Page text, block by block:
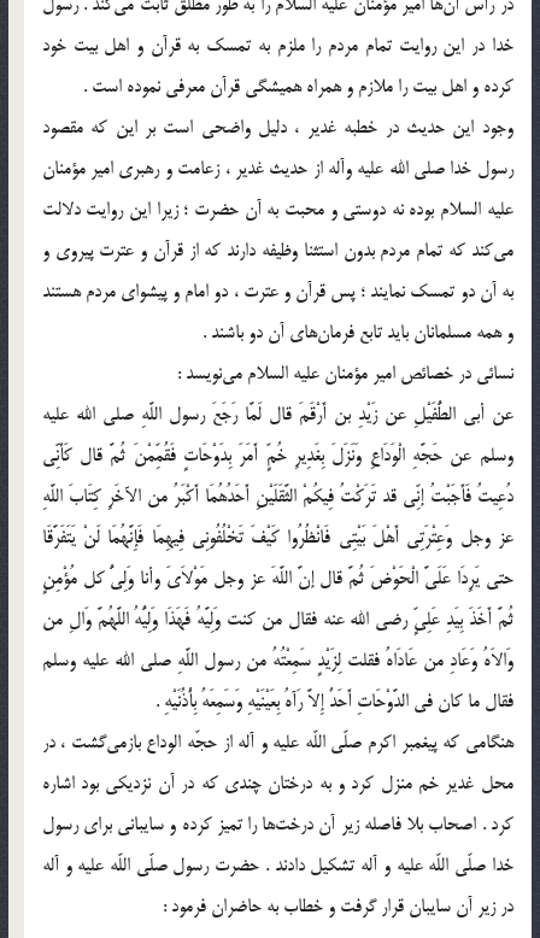
خدا در این روایت تمام مردم را ملزم به تمسک به قرآن و اهل بیت خود
کرده و اهل بیت را ملازم و همراه همیشگی قرآن معرفی نموده است .
وجود این حدیث در خطبه غدیر ، دلیل واضحی است بر این که مقصود
رسول خدا صلی الله علیه وآله از حدیث غدیر ، زعامت و رهبری امیر مؤمنان
علیه السلام بوده نه دوستی و محبت به آن حضرت ؛ زیرا این روایت دلالت
می‌کند که تمام مردم بدون استثنا وظیفه دارند که از قرآن و عترت پیروی و
به آن دو تمسک نمایند ؛ پس قرآن و عترت ، دو امام و پیشوای مردم هستند
و همه مسلمانان باید تابع فرمان‌های آن دو باشند .
نسائی در خصائص امیر مؤمنان علیه السلام می‌نویسد :
عن أبی الطُّفَیْلِ عن زَیْدِ بن أَرْقَمَ قال لَمَّا رَجَعَ رسول اللَّهِ صلى الله علیه
وسلم عن حَجَّهِ الْوَدَاعِ وَنَزَلَ بِغَدِیرِ خُمٍّ أَمَرَ بِدَوْحَاتٍ فَقُمِّمْنَ ثُمَّ قال کَأَنِّی
دُعِیتُ فَأَجَبْتُ إنِّی قد تَرَکْتُ فِیکُمْ الثَّقَلَیْنِ أَحَدُهُمَا أَکْبَرُ من الآخَرِ کِتَابَ اللَّهِ
عز وجل وَعِتْرَتِی أَهْلَ بَیْتِی فَانْظُرُوا کَیْفَ تَخْلُفُونِی فِیهِمَا فَإِنَّهُمَا لَنْ یَتَفَرَّقَا
حتى یَرِدَا عَلَیَّ الْحَوْضَ ثُمَّ قال إنَّ اللَّهَ عز وجل مَوْلاَیَ وأنا وَلِیُّ کل مُؤْمِنٍ
ثُمَّ أَخَذَ بِیَدِ عَلِیٍّ رضی الله عنه فقال من کنت وَلِیَّهُ فَهَذَا وَلِیُّهُ اللَّهُمَّ وَالِ من
وَالاَهُ وَعَادِ من عَادَاهُ فقلت لِزَیْدٍ سَمِعْتُهُ من رسول اللَّهِ صلى الله علیه وسلم
فقال ما کان فی الدَّوْحَاتِ أَحَدٌ إِلاَّ رَآهُ بِعَیْنَیْهِ وَسَمِعَهُ بِأُذُنَیْهِ .
هنگامى که پیغمبر اکرم صلّى اللّه علیه و آله از حجّه الوداع بازمى‌گشت ، در
محل غدیر خم منزل کرد و به درختان چندى که در آن نزدیکى بود اشاره
کرد . اصحاب بلا فاصله زیر آن درخت‌ها را تمیز کرده و سایبانى براى رسول
خدا صلّى اللّه علیه و آله تشکیل دادند . حضرت رسول صلّى اللّه علیه و آله
در زیر آن سایبان قرار گرفت و خطاب به حاضران فرمود :